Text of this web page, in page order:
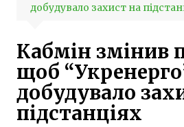
добудувало захист на
Кабмін змінив
щоб
добудувало
підстанціях